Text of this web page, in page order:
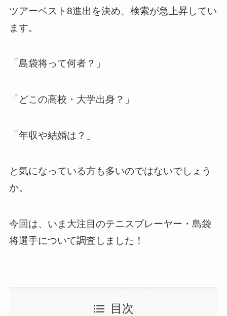
ツアーベスト8進出を決め、検索が急上昇してい
ます。
「島袋将って何者？」
「どこの高校・大学出身？」
「年収や結婚は？」
と気になっている方も多いのではないでしょう
か。
今回は、いま大注目のテニスプレーヤー・島袋
将選手について調査しました！
目次